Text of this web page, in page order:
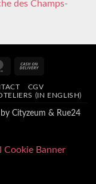
des Champs-
MasterCard
Delivery
CGV
(IN ENGLISH)
Cityzeum & Rue24
Cookie Banner